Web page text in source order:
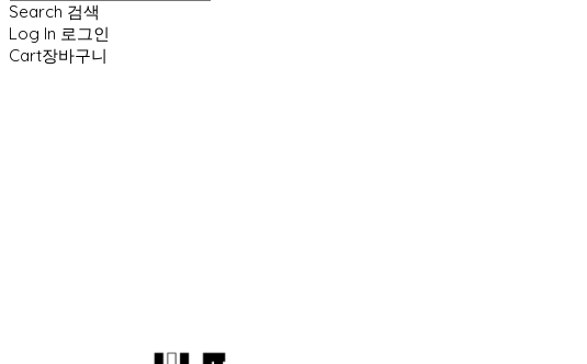
Search 검색
Log In 로그인
Cart장바구니